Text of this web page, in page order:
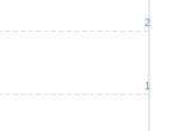
1
2